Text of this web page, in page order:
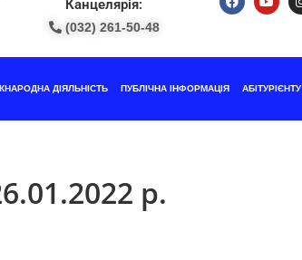
Канцелярія:
(032) 261-50-48
ДІЯЛЬНІСТЬ ПУБЛІЧНА ІНФОРМАЦІЯ АБІТУРІЄНТУ
р.